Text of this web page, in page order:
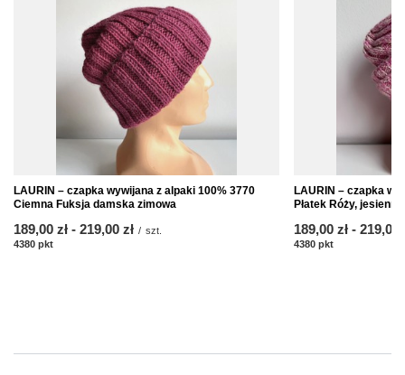
LAURIN – czapka wywijana z alpaki 100% 3770
Ciemna Fuksja damska zimowa
od
189,00 zł - do
219,00 zł / szt.
4380 pkt
LAURIN – czapka
Płatek Róży,
od
189,00 zł - do
219,00
4380 pkt